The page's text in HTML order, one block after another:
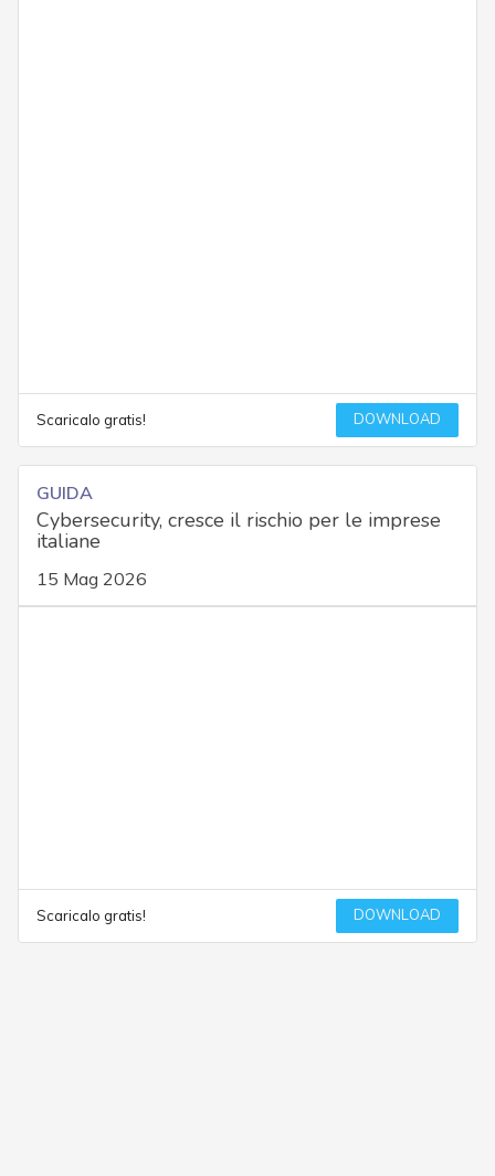
Scaricalo gratis! DOWNLOAD
GUIDA
Cybersecurity, cresce il rischio per le imprese
italiane
15 Mag 2026
Scaricalo gratis! DOWNLOAD